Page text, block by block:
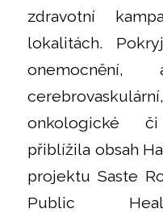
zdravotní
lokalitách.
onkologické
přiblížila obsah
projektu Saste
Public